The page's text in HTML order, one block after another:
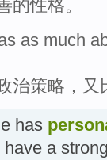
的性格。
as much
治策略，又
has
have a